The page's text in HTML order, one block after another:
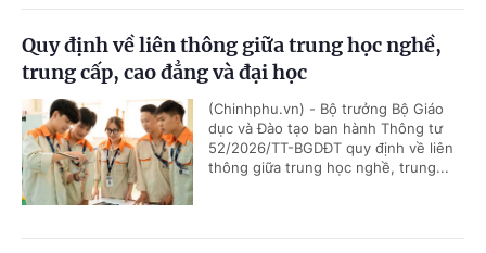
Quy định về liên thông giữa trung học nghề,
trung cấp, cao đẳng và đại học
(Chinhphu.vn) - Bộ trưởng Bộ Giáo
dục và Đào tạo ban hành Thông tư
52/2026/TT-BGDĐT quy định về liên
thông giữa trung học nghề, trung...